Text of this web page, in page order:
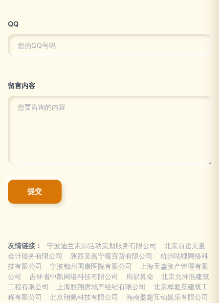
QQ
留言内容
友情链接： 宁波迪兰素尔活动策划服务有限公司
北京前途无量
会计服务有限公司
陕西吴嘉宁嘎百货有限公司
杭州咕哩网络科
技有限公司
宁波鄞州国康医院有限公司
上海天鋆资产管理有限
公司
吉林省中凯网络科技有限公司 周易算命
北京允坤浩建筑
工程有限公司
上海胜翔房地产经纪有限公司
北京桦夏景建筑工
程有限公司
北京翔佩科技有限公司
海南盈趣互动娱乐有限公司